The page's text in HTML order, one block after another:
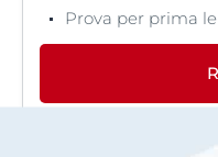
Prova per prima